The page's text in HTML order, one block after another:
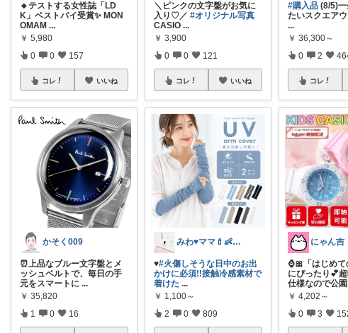
🔸テストする女性誌「LD
K」ベストバイ受賞✨ MON
OMAM ...
￥ 5,980
0 0 157
コレ いいね
かそく009
⏰上品なブルー文字盤とメ
ッシュベルトで、毎日の手
元をスマートに ...
￥ 35,820
1 0 16
＼ピンクの文字盤がお気に
入り♡／#オリジナル写真
CASIO ...
￥ 3,900
0 0 121
コレ いいね
みわ♥️ママ💄👶夏かわいい
♥️#火傷しそうな日中のお出
かけに必須!!接触冷感素材で
着けた ...
￥ 1,100～
2 0 809
#購入品 (8/5)
たいスクエア
...
￥ 36,300～
0 2
コレ
にゃん吉
⌚🎀「はじめて
にぴったり💕
仕様なので公園
￥ 4,202～
0 3